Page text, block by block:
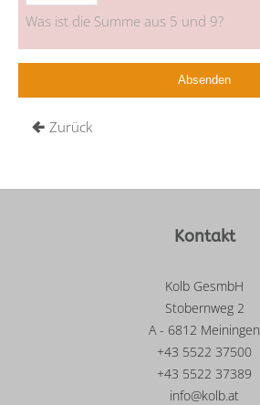
Was ist die Summe aus 5 und 9?
Zurück
Kontakt
Kolb GesmbH
Stobernweg 2
A - 6812 Meiningen
+43 5522 37500
+43 5522 37389
info@kolb.at